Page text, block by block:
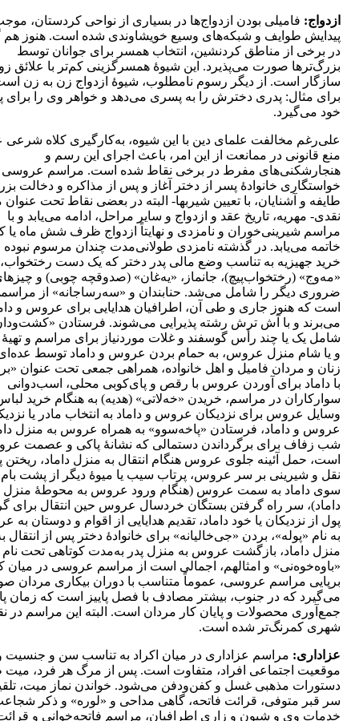
ازدواج: فامیلی بودن ازدواج‌ها در بسیاری از نواحی کردستان،
پیدایش طوایف و شبکه‌های وسیع خویشاوندی شده است. هنوز هم
در برخی از مناطق کردنشین، انتخاب همسر برای جوانان توسط
بزرگ‌ترها صورت می‌پذیرد. این شیوۀ همسرگزینی کم‌تر با علائق
سازگار است. از دیگر رسوم نامطلوب، شیوۀ ازدواج زن به زن
برای مثال: پدری دخترش را به پسری می‌دهد و خواهر وی را برای
خود می‌گیرد.
علی‌رغم مخالفت علمای دین با این شیوه، به‌کارگیری کلاه شرعی
منع قانونی در ممانعت از این امر، باعث اجرای این رسم و
هنجارشکنی‌‌های مفرط در برخی نقاط شده است. مراسم عروسی
خواستگاری خانوادۀ پسر از دختر آغاز و پس از مذاکره و دخالت
طایفه و آشنایان، با تعیین شیربها- البته در بعضی نقاط تحت عنوان
نقدی- مهریه، تاریخ عقد و ازدواج و سایر مراحل، ادامه می‌یابد و با
مراسم شیرینی‌خوران و نامزدی و نهایتاً ازدواج ظرف شش‌ ماه یا
خاتمه می‌یابد. در گذشته نامزدی طولانی‌مدت چندان مرسوم
خرید جهیزیه به تناسب وضع مالی پدر دختر که یک دست رختخواب،
«مه‌وج» (رختخواب‌پیچ)، جانماز، «یه‌غان» (صدوقچه چوبی) و
ضروری دیگر را شامل می‌شد. حنابندان و «سه‌رساجانه» از
است که هنوز جاری و طی آن، اطرافیان هدایایی برای عروس و
می‌برند و با آش ترش رشته پذیرایی می‌شوند. فرستادن
شامل یک یا چند رأس گوسفند و غلات موردنیاز برای مراسم و تهیۀ
و یا شام منزل عروس، به حمام بردن عروس و داماد توسط
زنان و مردان فامیل و اهل خانواده، همراهی جمعی تحت عنوان
با داماد برای آوردن عروس با رقص و پای‌کوبی محلی، اسب‌دوانی
سوارکاران در مراسم، خریدن «خه‌‌لاتی» (هدیه) به هنگام خرید
وسایل عروس برای نزدیکان عروس و داماد به انتخاب مادر یا
عروس و داماد، فرستادن «پاخه‌‌سوو» به همراه عروس به منزل
شب زفاف برای برگرداندن دستمالی که نشانۀ پاکی و عصمت
است، حمل آئینه جلوی عروس هنگام انتقال به منزل داماد، ریختن
نقل و شیرینی بر سر عروس، پرتاب سیب یا میوۀ دیگر از پشت بام
سوی داماد به سمت عروس (هنگام ورود عروس به محوطۀ منزل
داماد)، سر راه گرفتن بستگان خردسال عروس حین انتقال برای
پول از نزدیکان یا خود داماد، تقدیم هدایایی از اقوام و دوستان به
به نام «پوله»، بردن «جی‌‌خالیانه» برای خانوادۀ دختر پس از انتقال
منزل داماد، بازگشت عروس به منزل پدر به‌مدت کوتاهی تحت نام
«باوه‌خوه‌‌نی» و امثالهم، اجمالی است از مراسم عروسی در میان
برپایی مراسم عروسی، عموماً متناسب با دوران بیکاری مردان
می‌گیرد که در جنوب، بیشتر مصادف با فصل پاییز است که زمان
جمع‌آوری محصولات و پایان کار مردان است. البته این مراسم در
شهری کمرنگ‌تر شده است.
عزاداری: مراسم عزاداری در میان اکراد به تناسب سن و جنسیت
موقعیت اجتماعی افراد، متفاوت است. پس از مرگ هر فرد،
دستورات مذهبی غسل و کفن‌ودفن می‌شود. خواندن نماز میت،
سر قبر متوفی، قرائت فاتحه، گاهی مداحی و «لوره» و ذکر
خدمات وی و شیون و زاری اطرافیان، مراسم فاتحه‌خوانی و